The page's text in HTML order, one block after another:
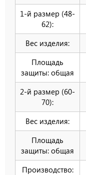
1-й размер (48-
62):
Вес изделия:
Площадь
защиты: общая
2-й размер (60-
70):
Вес изделия:
Площадь
защиты: общая
Производство: